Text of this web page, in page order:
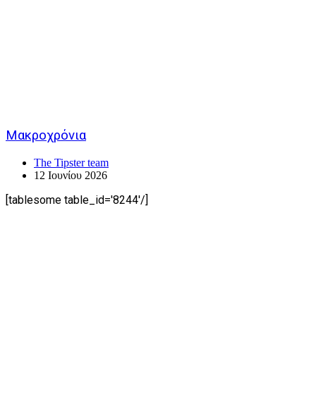
Μακροχρόνια
The Tipster team
12 Ιουνίου 2026
[tablesome table_id='8244'/]